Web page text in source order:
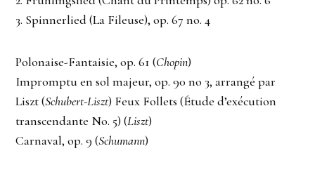
3. Spinnerlied (La Fileuse), op. 67 no. 4
Polonaise-Fantaisie, op. 61 (Chopin)
Impromptu en sol majeur, op. 90 no 3, arrangé par
Liszt (Schubert-Liszt) Feux Follets (Étude d’exécution
transcendante No. 5) (Liszt)
Carnaval, op. 9 (Schumann)